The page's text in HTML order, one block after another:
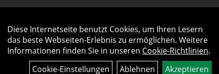
Diese Internetseite benutzt Cookies, um Ihren Lesern
das beste Webseiten-Erlebnis zu ermöglichen. Weitere
Informationen finden Sie in unseren Cookie-Richtlinien.
Cookie-Einstellungen
Ablehnen Akzeptieren
Auftrag widerrufen